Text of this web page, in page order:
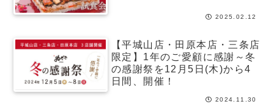
2025.02.12
【平城山店・田原本店・三条店
限定】1年のご愛顧に感謝～冬
の感謝祭を12月5日(木)から4
日間、開催！
2024.11.30